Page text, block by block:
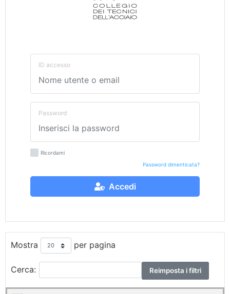
ID accesso
Password
Ricordami
Password dimenticata?
Accedi
Mostra per pagina
Cerca: Reimposta i filtri